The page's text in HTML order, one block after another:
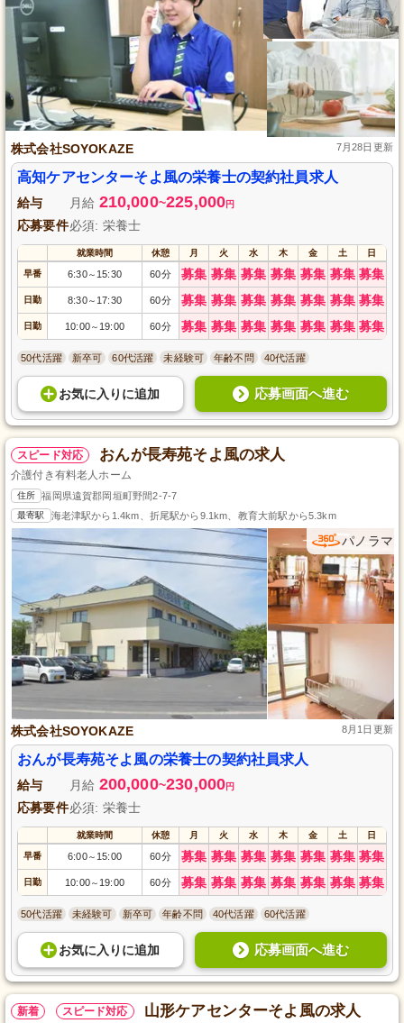
株式会社SOYOKAZE 7月28日更新
高知ケアセンターそよ風の栄養士の契約社員求人
給与 月給 210,000~225,000円
応募要件必須: 栄養士
就業時間 休憩 月 火 水 木 金 土 日
早番 6:30～ 15:30 60分 募集 募集 募集 募集 募集 募集 募集
日勤 8:30～ 17:30 60分 募集 募集 募集 募集 募集 募集 募集
日勤 10:00～ 19:00 60分 募集 募集 募集 募集 募集 募集 募集
50代活躍 新卒可 60代活躍 未経験可 年齢不問 40代活躍
お気に入り に追加 応募画面へ進む
スピード対応 おんが長寿苑そよ風の求人
介護付き有料老人ホーム
住所 福岡県遠賀郡岡垣町野間2-7-7
最寄駅 海老津駅から1.4km、折尾駅から9.1km、教育大前駅から5.3km
パノラマ
株式会社SOYOKAZE 8月1日更新
おんが長寿苑そよ風の栄養士の契約社員求人
給与 月給 200,000~230,000円
応募要件必須: 栄養士
就業時間 休憩 月 火 水 木 金 土 日
早番 6:00～ 15:00 60分 募集 募集 募集 募集 募集 募集 募集
日勤 10:00～ 19:00 60分 募集 募集 募集 募集 募集 募集 募集
50代活躍 未経験可 新卒可 年齢不問 40代活躍 60代活躍
お気に入り に追加 応募画面へ進む
新着 スピード対応 山形ケアセンターそよ風の求人